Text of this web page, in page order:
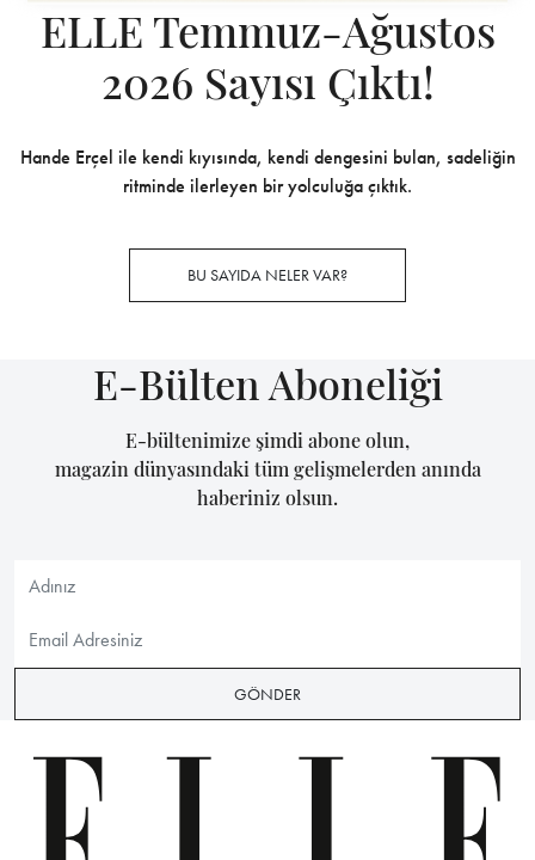
ELLE Temmuz-Ağustos
2026 Sayısı Çıktı!
Hande Erçel ile kendi kıyısında, kendi dengesini bulan, sadeliğin
ritminde ilerleyen bir yolculuğa çıktık.
BU SAYIDA NELER VAR?
E-Bülten Aboneliği
E-bültenimize şimdi abone olun,
magazin dünyasındaki tüm gelişmelerden anında
haberiniz olsun.
GÖNDER